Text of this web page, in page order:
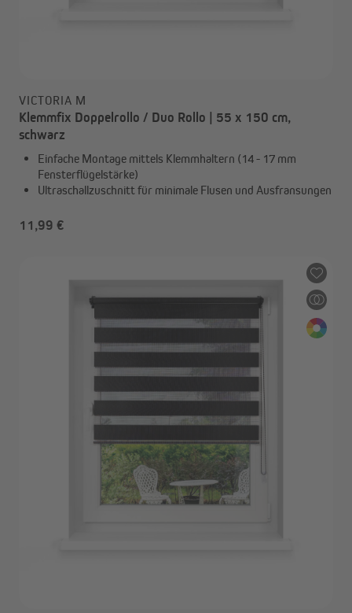
VICTORIA M
Klemmfix Doppelrollo / Duo Rollo | 55 x 150 cm,
schwarz
Einfache Montage mittels Klemmhaltern (14 - 17 mm
Fensterflügelstärke)
Ultraschallzuschnitt für minimale Flusen und Ausfransungen
11,99 €